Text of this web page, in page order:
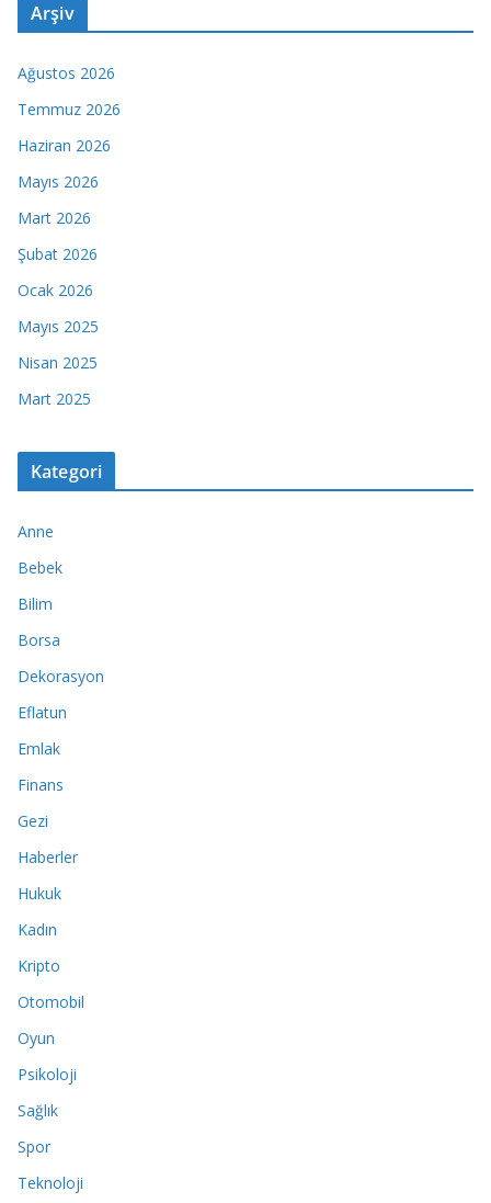
Arşiv
Ağustos 2026
Temmuz 2026
Haziran 2026
Mayıs 2026
Mart 2026
Şubat 2026
Ocak 2026
Mayıs 2025
Nisan 2025
Mart 2025
Kategori
Anne
Bebek
Bilim
Borsa
Dekorasyon
Eflatun
Emlak
Finans
Gezi
Haberler
Hukuk
Kadın
Kripto
Otomobil
Oyun
Psikoloji
Sağlık
Spor
Teknoloji